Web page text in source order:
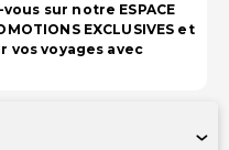
sur notre ESPACE
EXCLUSIVES et
vos voyages avec